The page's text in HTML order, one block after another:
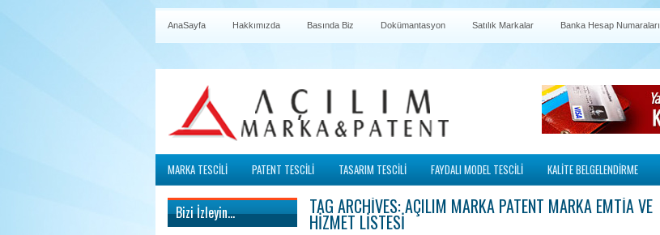
AnaSayfa Hakkımızda Basında Biz Dokümantasyon Satılık Markalar Banka Hesap Numaraları
MARKA TESCİLİ PATENT TESCİLİ TASARIM TESCİLİ FAYDALI MODEL TESCİLİ KALİTE BELGELENDİRME
TAG ARCHIVES:AÇILIM MARKA PATENT MARKA EMTIA VE
HIZMET LISTESI
Bizi İzleyin…